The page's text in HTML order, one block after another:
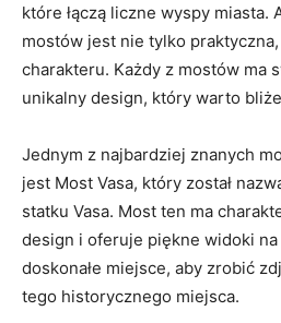
które łączą liczne wyspy miasta.
mostów jest nie‍ tylko
charakteru. ‍Każdy z mostów ma
unikalny design, który ⁣warto
Jednym z najbardziej znanych
jest Most Vasa, który został
statku Vasa. Most ten ma​
design ⁤i oferuje ⁤piękne widoki⁣
doskonałe miejsce,‍ aby zrobić
tego historycznego miejsca.